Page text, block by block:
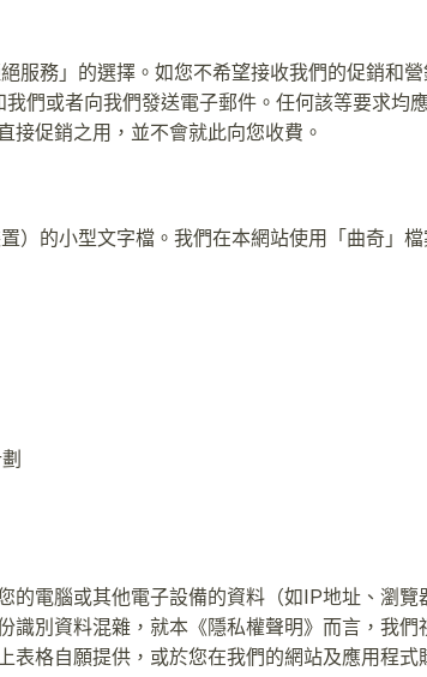
服務」的選擇。如您不希望接收我們的促銷和
們或者向我們發送電子郵件。任何該等要求均
接促銷之用，並不會就此向您收費。
）的小型文字檔。我們在本網站使用「曲奇」檔
電腦或其他電子設備的資料（如IP地址、瀏
別資料混雜，就本《隱私權聲明》而言，我
格自願提供，或於您在我們的網站及應用程式